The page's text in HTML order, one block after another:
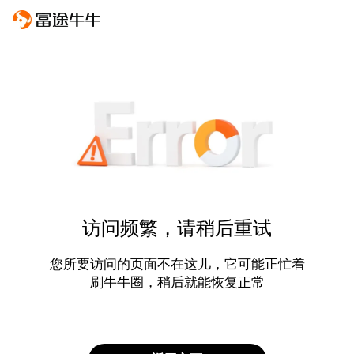
访问频繁，请稍后重试
您所要访问的页面不在这儿，它可能正忙着
刷牛牛圈，稍后就能恢复正常